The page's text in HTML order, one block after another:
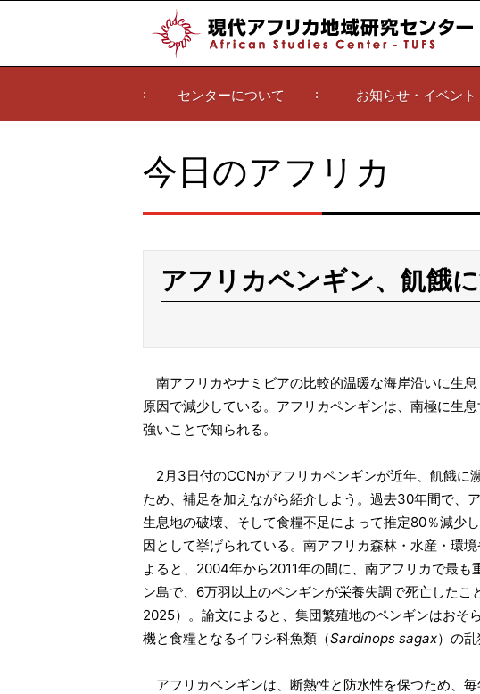
センターについて お知らせ・イベント
今日のアフリカ
アフリカペンギン、飢餓
南アフリカやナミビアの比較的温暖な海岸沿いに生
原因で減少している。アフリカペンギンは、南極に生
強いことで知られる。
2月3日付のCCNがアフリカペンギンが近年、飢餓に
ため、補足を加えながら紹介しよう。過去30年間で、
生息地の破壊、そして食糧不足によって推定80％減少
因として挙げられている。南アフリカ森林・水産・環
よると、2004年から2011年の間に、南アフリカで最も
ン島で、6万羽以上のペンギンが栄養失調で死亡した
2025）。論文によると、集団繁殖地のペンギンはおそ
機と食糧となるイワシ科魚類（Sardinops sagax）の
アフリカペンギンは、断熱性と防水性を保つため、